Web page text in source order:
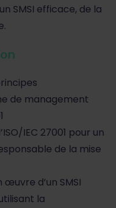
SMSI efficace, de la
de management
IEC 27001 pour un
de la mise
d’un SMSI
la